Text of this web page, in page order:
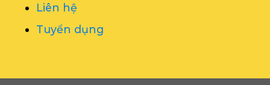
Liên hệ
Tuyển dụng